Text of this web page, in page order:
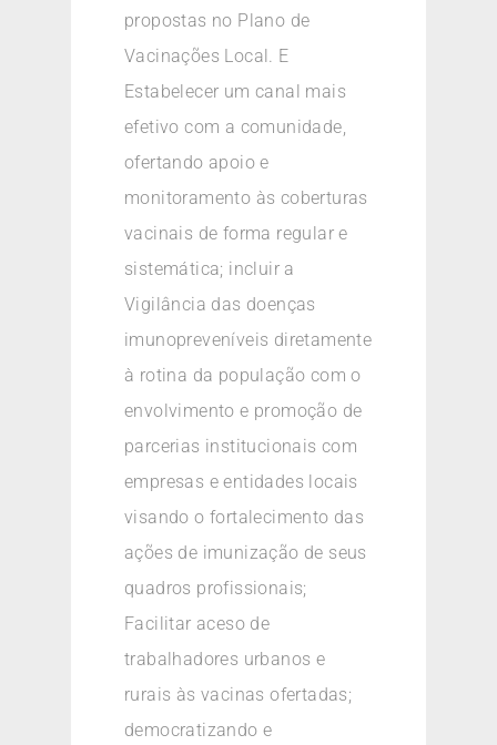
propostas no Plano de
Vacinações Local. E
Estabelecer um canal mais
efetivo com a comunidade,
ofertando apoio e
monitoramento às coberturas
vacinais de forma regular e
sistemática; incluir a
Vigilância das doenças
imunopreveníveis diretamente
à rotina da população com o
envolvimento e promoção de
parcerias institucionais com
empresas e entidades locais
visando o fortalecimento das
ações de imunização de seus
quadros profissionais;
Facilitar aceso de
trabalhadores urbanos e
rurais às vacinas ofertadas;
democratizando e